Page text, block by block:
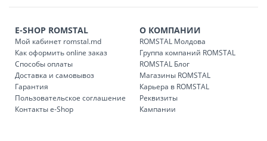
E-SHOP ROMSTAL
Мой кабинет romstal.md
Как оформить online заказ
Способы оплаты
Доставка и самовывоз
Гарантия
Пользовательское соглашение
Контакты e-Shop
О КОМПАНИИ
ROMSTAL Молдова
Группа компаний ROMSTAL
ROMSTAL Блог
Магазины ROMSTAL
Карьера в ROMSTAL
Реквизиты
Кампании